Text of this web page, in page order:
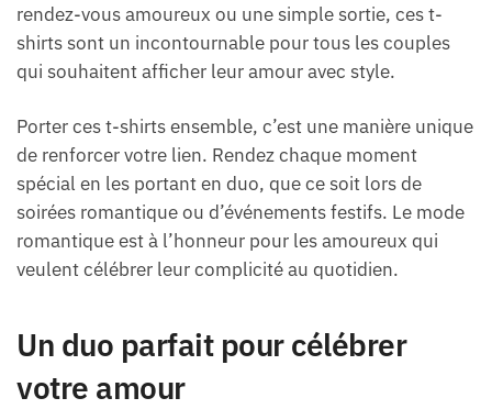
rendez-vous amoureux ou une simple sortie, ces t-
shirts sont un incontournable pour tous les couples
qui souhaitent afficher leur amour avec style.
Porter ces t-shirts ensemble, c’est une manière unique
de renforcer votre lien. Rendez chaque moment
spécial en les portant en duo, que ce soit lors de
soirées romantique ou d’événements festifs. Le mode
romantique est à l’honneur pour les amoureux qui
veulent célébrer leur complicité au quotidien.
Un duo parfait pour célébrer
votre amour